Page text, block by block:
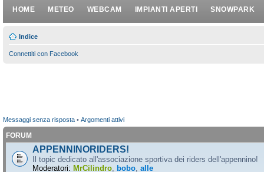
HOME METEO WEBCAM IMPIANTI APERTI SNOWPARK
Indice
Connettiti con Facebook
Messaggi senza risposta • Argomenti attivi
FORUM
APPENNINORIDERS!
Il topic dedicato all'associazione sportiva dei riders dell'appennino!
Moderatori: MrCilindro bobo alle